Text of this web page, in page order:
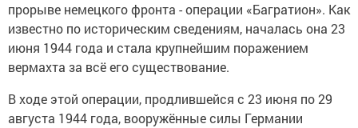
прорыве немецкого фронта - операции «Багратион». Как
известно по историческим сведениям, началась она 23
июня 1944 года и стала крупнейшим поражением
вермахта за всё его существование.
В ходе этой операции, продлившейся с 23 июня по 29
августа 1944 года, вооружённые силы Германии